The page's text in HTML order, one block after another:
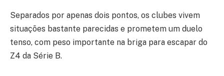
Separados por apenas dois pontos, os clubes vivem
situações bastante parecidas e prometem um duelo
tenso, com peso importante na briga para escapar do
Z4 da Série B.